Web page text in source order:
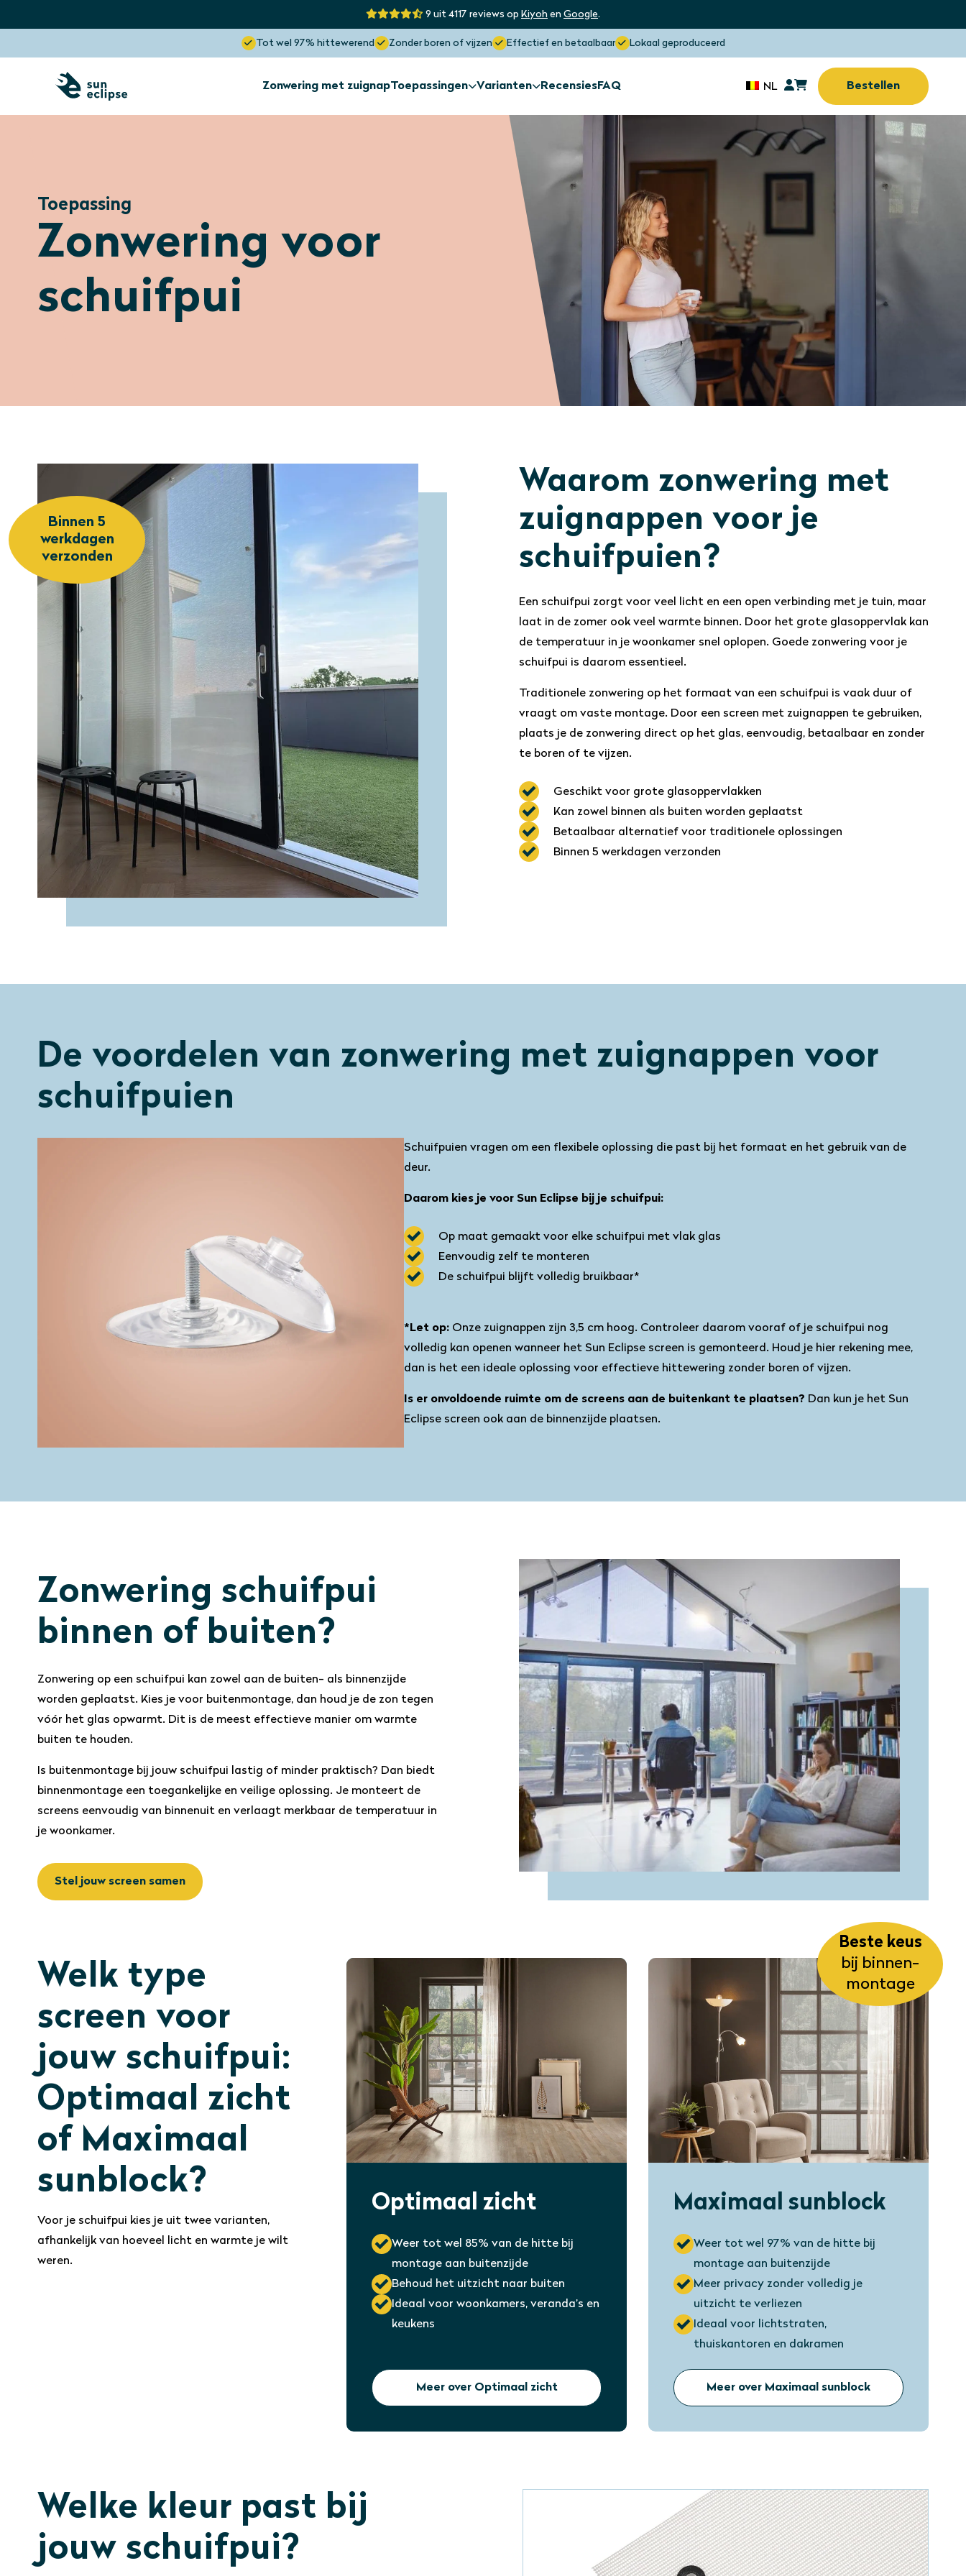
9 uit 4117 reviews op Kiyoh en Google.
Tot wel 97% hittewerend Zonder boren of vijzen Effectief en betaalbaar Lokaal geproduceerd
Zonwering met zuignapToepassingen
Zonwering
Zonwering
raamvormen
Zonwering
Zonder boren of
vijzen
Zonwering
Dakkapel
Dakraam
Zonwering
Lichtstraat
Varianten
Optimaal zicht
Blokkeert tot wel 85% hitte
Maximaal sunblock
RecensiesFAQ NL Bestellen
Toepassing
Zonwering voor
schuifpui
Binnen 5
werkdagen
verzonden
Waarom zonwering met
zuignappen voor je
schuifpuien?
Een schuifpui zorgt voor veel licht en een open verbinding met je tuin, maar
laat in de zomer ook veel warmte binnen. Door het grote glasoppervlak kan
de temperatuur in je woonkamer snel oplopen. Goede zonwering voor je
schuifpui is daarom essentieel.
Traditionele zonwering op het formaat van een schuifpui is vaak duur of
vraagt om vaste montage. Door een screen met zuignappen te gebruiken,
plaats je de zonwering direct op het glas, eenvoudig, betaalbaar en zonder
te boren of te vijzen.
Geschikt voor grote glasoppervlakken
Kan zowel binnen als buiten worden geplaatst
Betaalbaar alternatief voor traditionele oplossingen
Binnen 5 werkdagen verzonden
De voordelen van zonwering met zuignappen voor
schuifpuien
Schuifpuien vragen om een flexibele oplossing die past bij het formaat en het gebruik van de
deur.
Daarom kies je voor Sun Eclipse bij je schuifpui:
Op maat gemaakt voor elke schuifpui met vlak glas
Eenvoudig zelf te monteren
De schuifpui blijft volledig bruikbaar*
*Let op: Onze zuignappen zijn 3,5 cm hoog. Controleer daarom vooraf of je schuifpui nog
volledig kan openen wanneer het Sun Eclipse screen is gemonteerd. Houd je hier rekening mee,
dan is het een ideale oplossing voor effectieve hittewering zonder boren of vijzen.
Is er onvoldoende ruimte om de screens aan de buitenkant te plaatsen? Dan kun je het Sun
Eclipse screen ook aan de binnenzijde plaatsen.
Zonwering schuifpui
binnen of buiten?
Zonwering op een schuifpui kan zowel aan de buiten- als binnenzijde
worden geplaatst. Kies je voor buitenmontage, dan houd je de zon tegen
vóór het glas opwarmt. Dit is de meest effectieve manier om warmte
buiten te houden.
Is buitenmontage bij jouw schuifpui lastig of minder praktisch? Dan biedt
binnenmontage een toegankelijke en veilige oplossing. Je monteert de
screens eenvoudig van binnenuit en verlaagt merkbaar de temperatuur in
je woonkamer.
Stel jouw screen samen
Welk type
screen voor
jouw schuifpui:
Optimaal zicht
of Maximaal
sunblock?
Voor je schuifpui kies je uit twee varianten,
afhankelijk van hoeveel licht en warmte je wilt
weren.
Optimaal zicht
Weer tot wel 85% van de hitte bij
montage aan buitenzijde
Behoud het uitzicht naar buiten
Ideaal voor woonkamers, veranda’s en
keukens
Meer over Optimaal zicht
Beste keus
bij binnen-
montage
Maximaal sunblock
Weer tot wel 97% van de hitte bij
montage aan buitenzijde
Meer privacy zonder volledig je
uitzicht te verliezen
Ideaal voor lichtstraten,
thuiskantoren en dakramen
Meer over Maximaal sunblock
Welke kleur past bij
jouw schuifpui?